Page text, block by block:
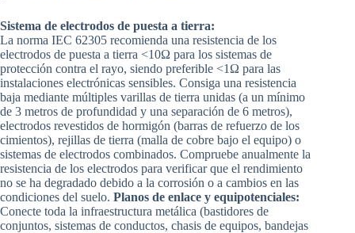
Sistema de electrodos de puesta a tierra:
La norma IEC 62305 recomienda una resistencia de los
electrodos de puesta a tierra <10Ω para los sistemas de
protección contra el rayo, siendo preferible <1Ω para las
instalaciones electrónicas sensibles. Consiga una resistencia
baja mediante múltiples varillas de tierra unidas (a un mínimo
de 3 metros de profundidad y una separación de 6 metros),
electrodos revestidos de hormigón (barras de refuerzo de los
cimientos), rejillas de tierra (malla de cobre bajo el equipo) o
sistemas de electrodos combinados. Compruebe anualmente la
resistencia de los electrodos para verificar que el rendimiento
no se ha degradado debido a la corrosión o a cambios en las
condiciones del suelo. Planos de enlace y equipotenciales:
Conecte toda la infraestructura metálica (bastidores de
conjuntos, sistemas de conductos, chasis de equipos, bandejas